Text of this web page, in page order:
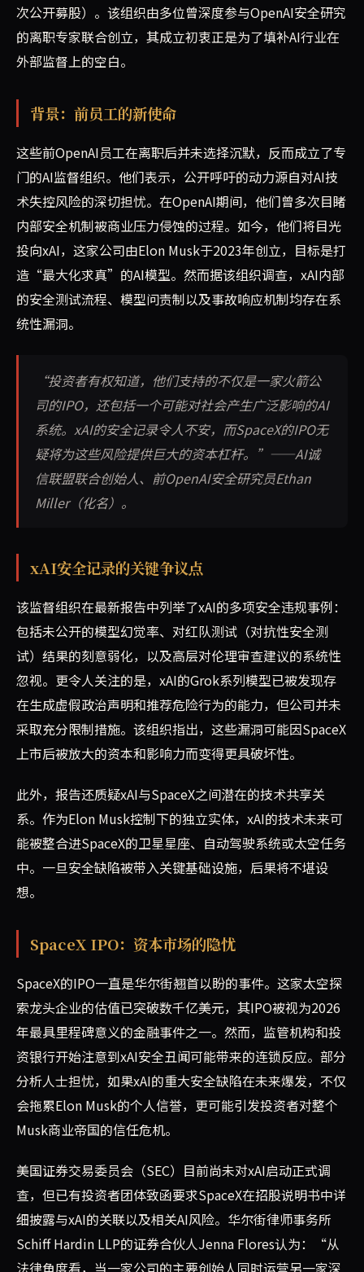
次公开募股）。该组织由多位曾深度参与OpenAI安全研究
的离职专家联合创立，其成立初衷正是为了填补AI行业在
外部监督上的空白。
背景：前员工的新使命
这些前OpenAI员工在离职后并未选择沉默，反而成立了专
门的AI监督组织。他们表示，公开呼吁的动力源自对AI技
术失控风险的深切担忧。在OpenAI期间，他们曾多次目睹
内部安全机制被商业压力侵蚀的过程。如今，他们将目光
投向xAI，这家公司由Elon Musk于2023年创立，目标是打
造“最大化求真”的AI模型。然而据该组织调查，xAI内部
的安全测试流程、模型问责制以及事故响应机制均存在系
统性漏洞。
“投资者有权知道，他们支持的不仅是一家火箭公
司的IPO，还包括一个可能对社会产生广泛影响的AI
系统。xAI的安全记录令人不安，而SpaceX的IPO无
疑将为这些风险提供巨大的资本杠杆。”——AI诚
信联盟联合创始人、前OpenAI安全研究员Ethan
Miller（化名）。
xAI安全记录的关键争议点
该监督组织在最新报告中列举了xAI的多项安全违规事例：
包括未公开的模型幻觉率、对红队测试（对抗性安全测
试）结果的刻意弱化，以及高层对伦理审查建议的系统性
忽视。更令人关注的是，xAI的Grok系列模型已被发现存
在生成虚假政治声明和推荐危险行为的能力，但公司并未
采取充分限制措施。该组织指出，这些漏洞可能因SpaceX
上市后被放大的资本和影响力而变得更具破坏性。
此外，报告还质疑xAI与SpaceX之间潜在的技术共享关
系。作为Elon Musk控制下的独立实体，xAI的技术未来可
能被整合进SpaceX的卫星星座、自动驾驶系统或太空任务
中。一旦安全缺陷被带入关键基础设施，后果将不堪设
想。
SpaceX IPO：资本市场的隐忧
SpaceX的IPO一直是华尔街翘首以盼的事件。这家太空探
索龙头企业的估值已突破数千亿美元，其IPO被视为2026
年最具里程碑意义的金融事件之一。然而，监管机构和投
资银行开始注意到xAI安全丑闻可能带来的连锁反应。部分
分析人士担忧，如果xAI的重大安全缺陷在未来爆发，不仅
会拖累Elon Musk的个人信誉，更可能引发投资者对整个
Musk商业帝国的信任危机。
美国证券交易委员会（SEC）目前尚未对xAI启动正式调
查，但已有投资者团体致函要求SpaceX在招股说明书中详
细披露与xAI的关联以及相关AI风险。华尔街律师事务所
Schiff Hardin LLP的证券合伙人Jenna Flores认为：“从
法律角度看，当一家公司的主要创始人同时运营另一家深